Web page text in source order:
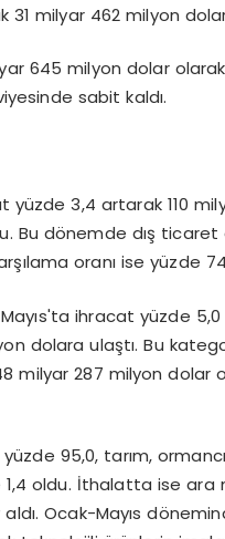
milyar 462 milyon
645 milyon dolar
sabit kaldı.
yüzde 3,4 artarak 110
Bu dönemde dış ticaret
oranı ise yüzde
ihracat yüzde
dolara ulaştı. Bu
287 milyon dolar
95,0, tarım,
1,4 oldu. İthalatta ise ara
Ocak-Mayıs